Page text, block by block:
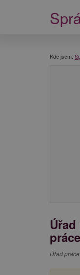
Kde jsem:
práce
Úřad